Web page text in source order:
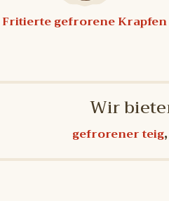
Fritierte gefrorene Krapfen
Wir
gefrorener teig,